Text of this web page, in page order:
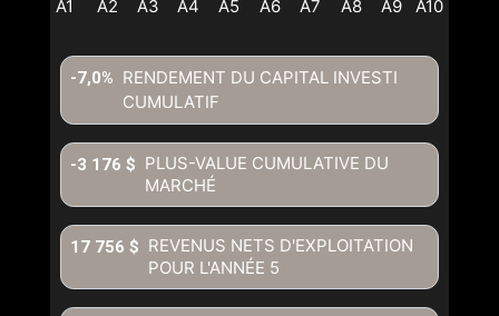
RENDEMENT DU CAPITAL INVESTI
CUMULATIF
-7,0%
PLUS-VALUE CUMULATIVE DU
MARCHÉ
-3 176 $
REVENUS NETS D'EXPLOITATION
POUR L'ANNÉE 5
17 756 $